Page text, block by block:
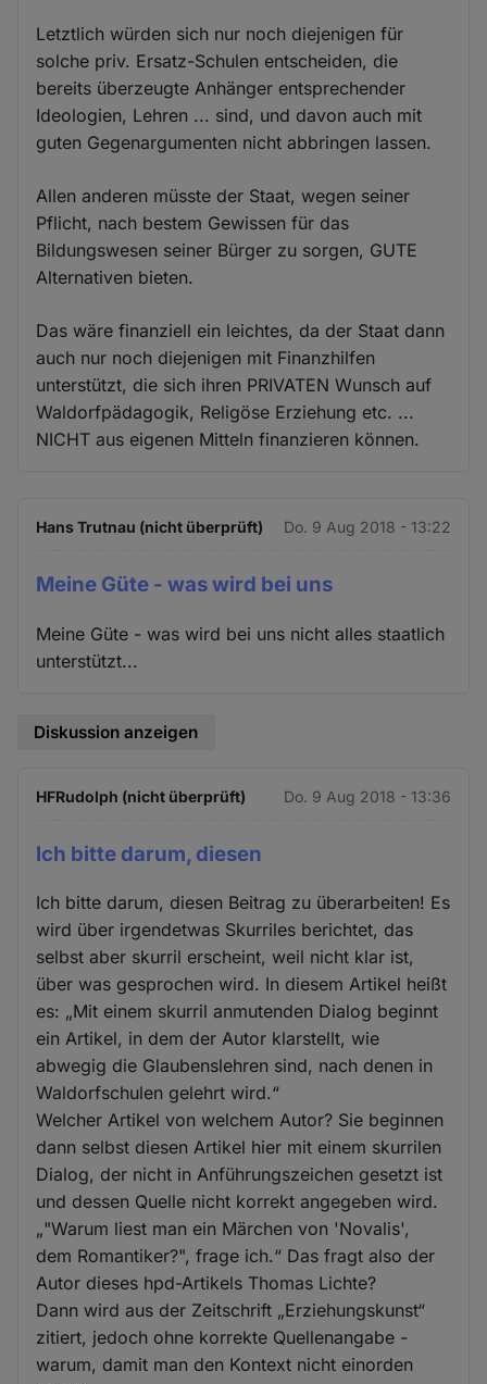
Letztlich würden sich nur noch diejenigen für
solche priv. Ersatz-Schulen entscheiden, die
bereits überzeugte Anhänger entsprechender
Ideologien, Lehren ... sind, und davon auch mit
guten Gegenargumenten nicht abbringen lassen.
Allen anderen müsste der Staat, wegen seiner
Pflicht, nach bestem Gewissen für das
Bildungswesen seiner Bürger zu sorgen, GUTE
Alternativen bieten.
Das wäre finanziell ein leichtes, da der Staat dann
auch nur noch diejenigen mit Finanzhilfen
unterstützt, die sich ihren PRIVATEN Wunsch auf
Waldorfpädagogik, Religöse Erziehung etc. ...
NICHT aus eigenen Mitteln finanzieren können.
Hans Trutnau (nicht überprüft) Do. 9 Aug 2018 - 13:22
Meine Güte - was wird bei uns
Meine Güte - was wird bei uns nicht alles staatlich
unterstützt...
Diskussion anzeigen
HFRudolph (nicht überprüft) Do. 9 Aug 2018 - 13:36
Ich bitte darum, diesen
Ich bitte darum, diesen Beitrag zu überarbeiten! Es
wird über irgendetwas Skurriles berichtet, das
selbst aber skurril erscheint, weil nicht klar ist,
über was gesprochen wird. In diesem Artikel heißt
es: „Mit einem skurril anmutenden Dialog beginnt
ein Artikel, in dem der Autor klarstellt, wie
abwegig die Glaubenslehren sind, nach denen in
Waldorfschulen gelehrt wird.“
Welcher Artikel von welchem Autor? Sie beginnen
dann selbst diesen Artikel hier mit einem skurrilen
Dialog, der nicht in Anführungszeichen gesetzt ist
und dessen Quelle nicht korrekt angegeben wird.
„"Warum liest man ein Märchen von 'Novalis',
dem Romantiker?", frage ich.“ Das fragt also der
Autor dieses hpd-Artikels Thomas Lichte?
Dann wird aus der Zeitschrift „Erziehungskunst“
zitiert, jedoch ohne korrekte Quellenangabe -
warum, damit man den Kontext nicht einorden